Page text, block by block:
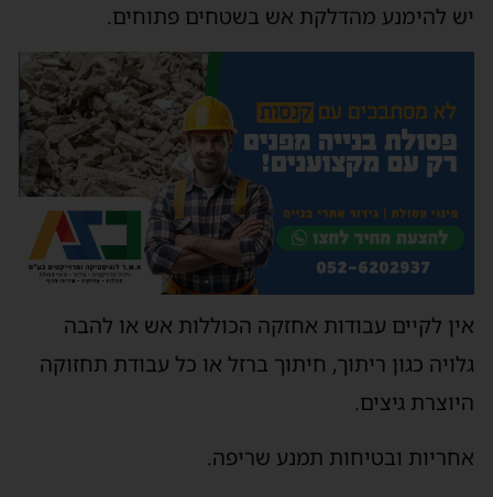
יש להימנע מהדלקת אש בשטחים פתוחים.
אין לקיים עבודות אחזקה הכוללות אש או להבה
גלויה כגון ריתוך, חיתוך ברזל או כל עבודת תחזוקה
היוצרת גיצים.
אחריות ובטיחות תמנע שריפה.